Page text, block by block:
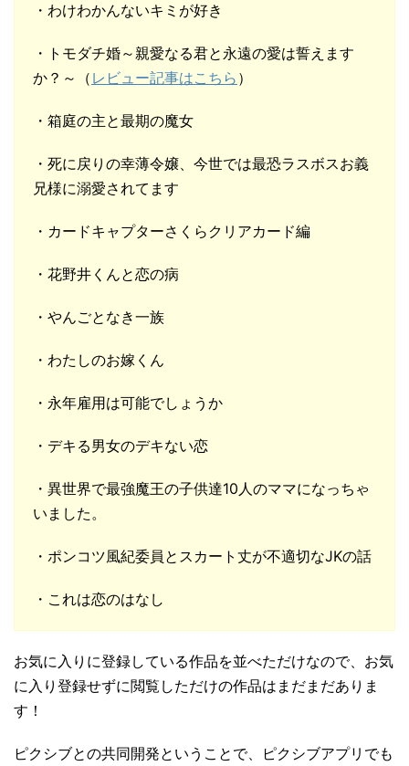
・わけわかんないキミが好き
・トモダチ婚～親愛なる君と永遠の愛は誓えます
か？～（ レビュー記事はこちら ）
・箱庭の主と最期の魔女
・死に戻りの幸薄令嬢、今世では最恐ラスボスお義
兄様に溺愛されてます
・カードキャプターさくらクリアカード編
・花野井くんと恋の病
・やんごとなき一族
・わたしのお嫁くん
・永年雇用は可能でしょうか
・デキる男女のデキない恋
・異世界で最強魔王の子供達10人のママになっちゃ
いました。
・ ポンコツ風紀委員とスカート丈が不適切なJKの話
・これは恋のはなし
お気に入りに登録している作品を並べただけなので、お気
に入り登録せずに閲覧しただけの作品はまだまだありま
す！
ピクシブとの共同開発ということで、ピクシブアプリでも